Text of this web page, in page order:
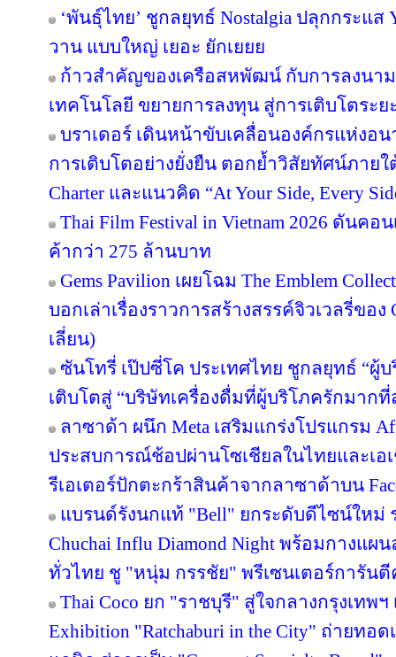
‘พันธุ์ไทย’ ชูกลยุทธ์ Nostalgia ปลุกกระแ
วาน แบบใหญ่ เยอะ ยักเยยย
ก้าวสำคัญของเครือสหพัฒน์ กับการลงนา
เทคโนโลยี ขยายการลงทุน สู่การเติบโตระย
บราเดอร์ เดินหน้าขับเคลื่อนองค์กรแห่งอ
การเติบโตอย่างยั่งยืน ตอกย้ำวิสัยทัศน์ภายใต้
Charter และแนวคิด “At Your Side, Every
Thai Film Festival in Vietnam 2026 ดันค
ค้ากว่า 275 ล้านบาท
Gems Pavilion เผยโฉม The Emblem
บอกเล่าเรื่องราวการสร้างสรรค์จิวเวลรี่ของ
เลี่ยน)
ซันโทรี่ เป๊ปซี่โค ประเทศไทย ชูกลยุทธ์ “ผู้
เติบโตสู่ “บริษัทเครื่องดื่มที่ผู้บริโภครักมากที่
ลาซาด้า ผนึก Meta เสริมแกร่งโปรแกรม
ประสบการณ์ช้อปผ่านโซเชียลในไทยและเอ
รีเอเตอร์ปักตะกร้าสินค้าจากลาซาด้าบน
แบรนด์รังนกแท้ "Bell" ยกระดับดีไซน์ใหม่
Chuchai Influ Diamond Night พร้อมกางแ
ทั่วไทย ชู "หนุ่ม กรรชัย" พรีเซนเตอร์การัน
Thai Coco ยก "ราชบุรี" สู่ใจกลางกรุงเทพฯ
Exhibition "Ratchaburi in the City" ถ่ายทอ